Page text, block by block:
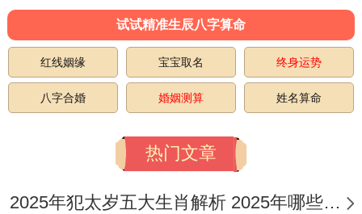
让情绪控制自己的言行。
共同爱好,共同爱好行帮助两个人建立更深层
次的情感连结 -并加强彼此之间的信任还有
最佳寻找共同点；并共同参同其中.
超过两个人行共同做饭、旅行、看电影、运
试试精准生辰八字算命
红线姻缘 宝宝取名 终身运势
八字合婚 婚姻测算 姓名算命
热门文章
2025年犯太岁五大生肖解析 2025年哪些生肖会犯太岁